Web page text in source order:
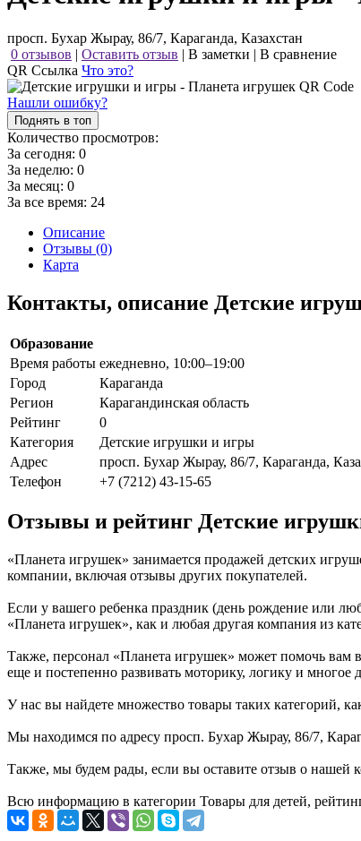
просп. Бухар Жырау, 86/7, Караганда, Казахстан
0 отзывов | Оставить отзыв | В заметки | В сравнение
QR Ссылка Что это?
Нашли ошибку?
Поднять в топ
Количество просмотров:
За сегодня: 0
За неделю: 0
За месяц: 0
За все время: 24
Описание
Отзывы (0)
Карта
Контакты, описание Детские
Образование
Время работы ежедневно, 10:00–19:00
Город
Караганда
Регион
Карагандинская область
Рейтинг
0
Категория
Детские игрушки и игры
Адрес
просп. Бухар Жырау, 86/7, Караганда,
Телефон
+7 (7212) 43-15-65
Отзывы и рейтинг Детские
«Планета игрушек» занимается продажей детских
компании, включая отзывы других покупателей.
Если у вашего ребенка праздник (день рождение или
«Планета игрушек», как и любая другая компания из
Также, персонал «Планета игрушек» может помочь вам
еще и постепенно развивать моторику, логику и многое
У нас вы найдете множество товары таких категорий,
Мы находимся по адресу просп. Бухар Жырау, 86/7,
Также, мы будем рады, если вы оставите отзыв о нашей
Всю информацию в категории Товары для детей,